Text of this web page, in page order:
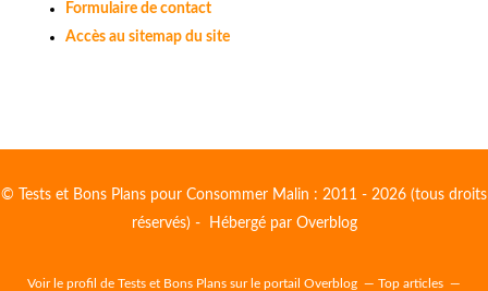
Formulaire de contact
Accès au sitemap du site
© Tests et Bons Plans pour Consommer Malin : 2011 - 2026 (tous droits
réservés) - Hébergé par Overblog
Voir le profil de Tests et Bons Plans sur le portail Overblog Top articles